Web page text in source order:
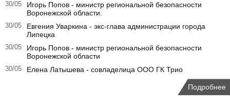
30/05
Игорь Попов - министр региональной безопасности
Воронежской области.
30/05
Евгения Уваркина - экс-глава администрации города
Липецка
30/05
Игорь Попов - министр региональной безопасности
Воронежской области
30/05 Елена Латышева - совладелица ООО ГК Трио
Подробнее